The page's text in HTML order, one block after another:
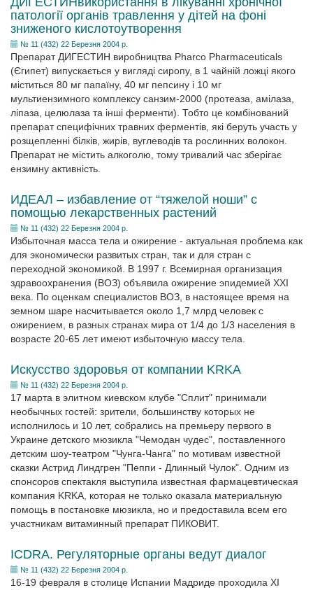
патології органів травлення у дітей на фоні
зниженого кислотоутворення
№ 11 (432) 22 Березня 2004 р.
Препарат ДИГЕСТИН виробництва Pharco Pharmaceuticals
(Єгипет) випускається у вигляді сиропу, в 1 чайній ложці якого
міститься 80 мг папаїну, 40 мг пепсину і 10 мг
мультиензимного комплексу санзим-2000 (протеаза, амілаза,
ліпаза, целюлаза та інші ферменти). Тобто це комбінований
препарат специфічних травних ферментів, які беруть участь у
розщепленні білків, жирів, вуглеводів та рослинних волокон.
Препарат не містить алкоголю, тому тривалий час зберігає
ензимну активність.
ИДЕАЛ – избавление от “тяжелой ноши” с
помощью лекарственных растений
№ 11 (432) 22 Березня 2004 р.
Избыточная масса тела и ожирение - актуальная проблема как
для экономически развитых стран, так и для стран с
переходной экономикой. В 1997 г. Всемирная организация
здравоохранения (ВОЗ) объявила ожирение эпидемией XXI
века. По оценкам специалистов ВОЗ, в настоящее время на
земном шаре насчитывается около 1,7 млрд человек с
ожирением, в разных странах мира от 1/4 до 1/3 населения в
возрасте 20-65 лет имеют избыточную массу тела.
Искусство здоровья от компании KRKA
№ 11 (432) 22 Березня 2004 р.
17 марта в элитном киевском клубе "Сплит" принимали
необычных гостей: зрители, большинству которых не
исполнилось и 10 лет, собрались на премьеру первого в
Украине детского мюзикла "Чемодан чудес", поставленного
детским шоу-театром "Чунга-Чанга" по мотивам известной
сказки Астрид Линдгрен "Пеппи - Длинный Чулок". Одним из
спонсоров спектакля выступила известная фармацевтическая
компания KRKA, которая не только оказала материальную
помощь в постановке мюзикла, но и предоставила всем его
участникам витаминный препарат ПИКОВИТ.
ICDRA. Регуляторные органы ведут диалог
№ 11 (432) 22 Березня 2004 р.
16-19 февраля в столице Испании Мадриде проходила XI